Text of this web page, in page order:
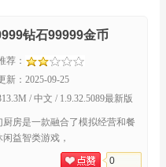
钻石99999金币
荐：
新： 2025-09-25
/ 中文 / 1.9.32.5089最新版
厨房是一款融合了模拟经营和餐
益智类游戏，
0